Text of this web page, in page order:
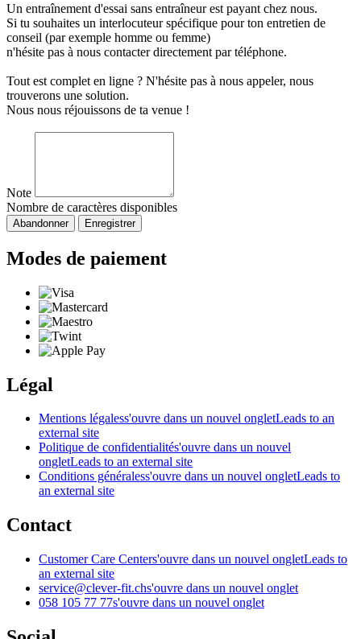
Un entraînement d'essai sans entraîneur est payant chez nous.
Si tu souhaites un interlocuteur spécifique pour ton entretien de
conseil (par exemple homme ou femme)
n'hésite pas à nous contacter directement par téléphone.
Tout est complet en ligne ? N'hésite pas à nous appeler, nous
trouverons une solution.
Nous nous réjouissons de ta venue !
Note
Nombre de caractères disponibles
Abandonner Enregistrer
Modes de paiement
Légal
Mentions légaless'ouvre dans un nouvel ongletLeads to an
external site
Politique de confidentialités'ouvre dans un nouvel
ongletLeads to an external site
Conditions généraless'ouvre dans un nouvel ongletLeads to
an external site
Contact
Customer Care Centers'ouvre dans un nouvel ongletLeads to
an external site
service@clever-fit.chs'ouvre dans un nouvel onglet
058 105 77 77s'ouvre dans un nouvel onglet